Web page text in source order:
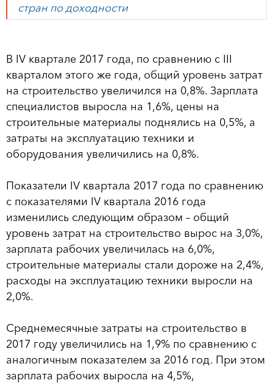
стран по доходности
В IV квартале 2017 года, по сравнению с III
кварталом этого же года, общий уровень затрат
на строительство увеличился на 0,8%. Зарплата
специалистов выросла на 1,6%, цены на
строительные материалы поднялись на 0,5%, а
затраты на эксплуатацию техники и
оборудования увеличились на 0,8%.
Показатели IV квартала 2017 года по сравнению
с показателями IV квартала 2016 года
изменились следующим образом – общий
уровень затрат на строительство вырос на 3,0%,
зарплата рабочих увеличилась на 6,0%,
строительные материалы стали дороже на 2,4%,
расходы на эксплуатацию техники выросли на
2,0%.
Среднемесячные затраты на строительство в
2017 году увеличились на 1,9% по сравнению с
аналогичным показателем за 2016 год. При этом
зарплата рабочих выросла на 4,5%,